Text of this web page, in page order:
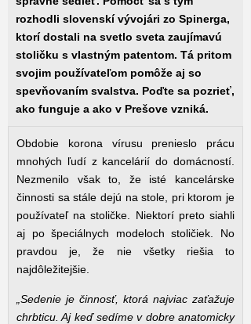
rozhodli slovenskí vývojári zo Spinerga,
ktorí dostali na svetlo sveta zaujímavú
stoličku s vlastným patentom. Tá pritom
svojim používateľom pomôže aj so
spevňovaním svalstva. Poďte sa pozrieť,
ako funguje a ako v Prešove vzniká.
Obdobie korona vírusu prenieslo prácu
mnohých ľudí z kancelárií do domácností.
Nezmenilo však to, že isté kancelárske
činnosti sa stále dejú na stole, pri ktorom je
používateľ na stoličke. Niektorí preto siahli
aj po špeciálnych modeloch stoličiek. No
pravdou je, že nie všetky riešia to
najdôležitejšie.
„Sedenie je činnosť, ktorá najviac zaťažuje
chrbticu. Aj keď sedíme v dobre anatomicky